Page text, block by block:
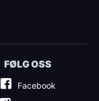
FØLG OSS
Facebook